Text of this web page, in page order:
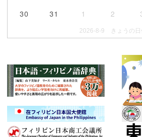
30
31 1 2
2026-8-9 きょうの日